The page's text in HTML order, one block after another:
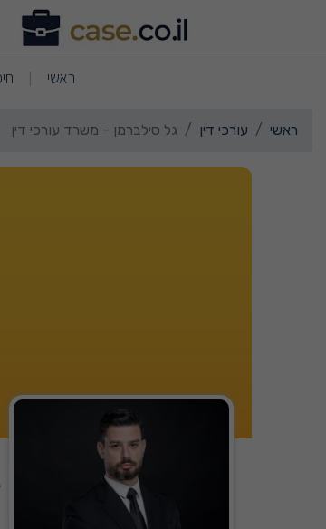
פרטי כרטיס העסק גל
ראשי |
ראשי עורכי דין גל סילברמן - משרד עורכי דין